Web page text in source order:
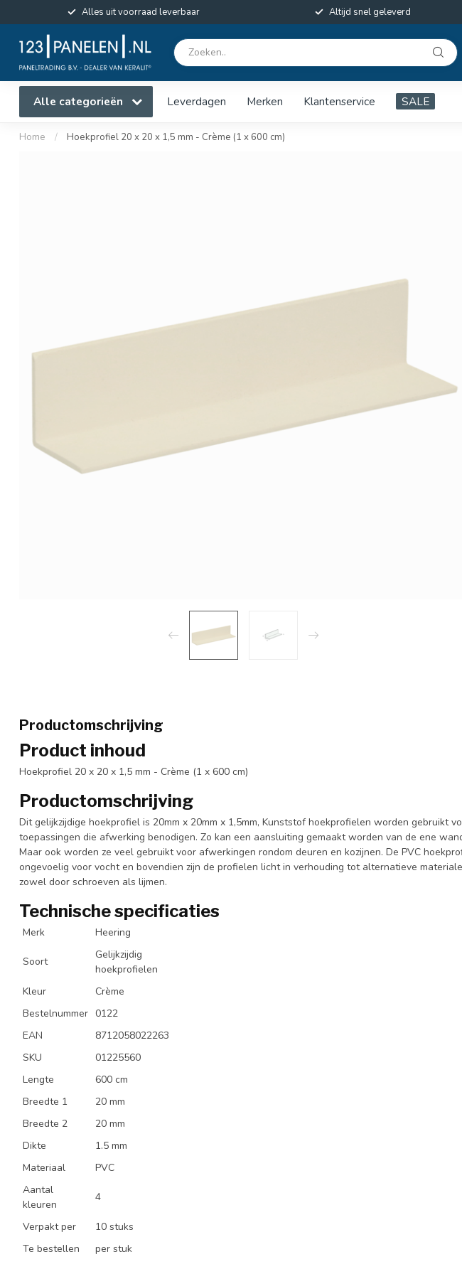
Alles uit voorraad leverbaar Altijd snel geleverd
Alle categorieën Leverdagen Merken Klantenservice SALE
Home / Hoekprofiel 20 x 20 x 1,5 mm - Crème (1 x 600 cm)
Productomschrijving
Product inhoud
Hoekprofiel 20 x 20 x 1,5 mm - Crème (1 x 600 cm)
Productomschrijving
Dit gelijkzijdige hoekprofiel is 20mm x 20mm x 1,5mm, Kunststof hoekprofielen worden gebruikt
toepassingen die afwerking benodigen. Zo kan een aansluiting gemaakt worden van de ene
Maar ook worden ze veel gebruikt voor afwerkingen rondom deuren en kozijnen. De PVC
ongevoelig voor vocht en bovendien zijn de profielen licht in verhouding tot alternatieve
zowel door schroeven als lijmen.
Technische specificaties
Merk Heering
Soort
Gelijkzijdig
hoekprofielen
Kleur
Crème
Bestelnummer 0122
EAN
8712058022263
SKU
01225560
Lengte
600 cm
Breedte 1
20 mm
Breedte 2
20 mm
Dikte
1.5 mm
Materiaal
PVC
Aantal
kleuren
4
Verpakt per
10 stuks
Te bestellen
per stuk